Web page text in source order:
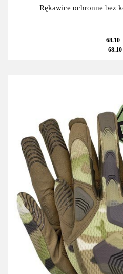
Rękawice ochronne bez
68.10
68.10